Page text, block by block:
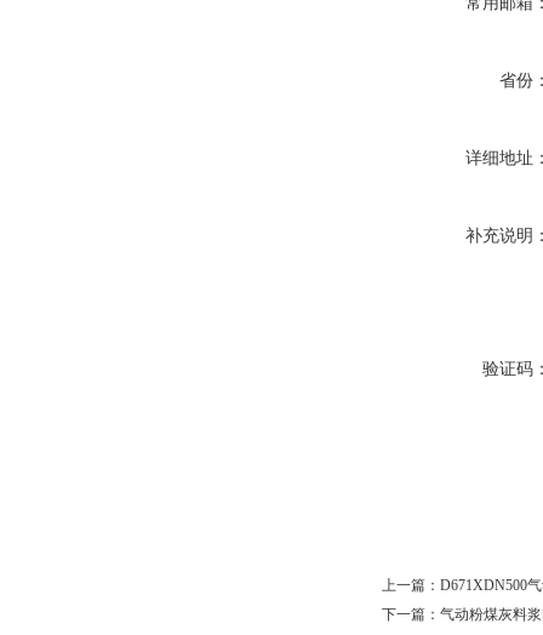
省份
详细地址
补充说明
验证码
上一篇： D671XDN500
下一篇： 气动粉煤灰料